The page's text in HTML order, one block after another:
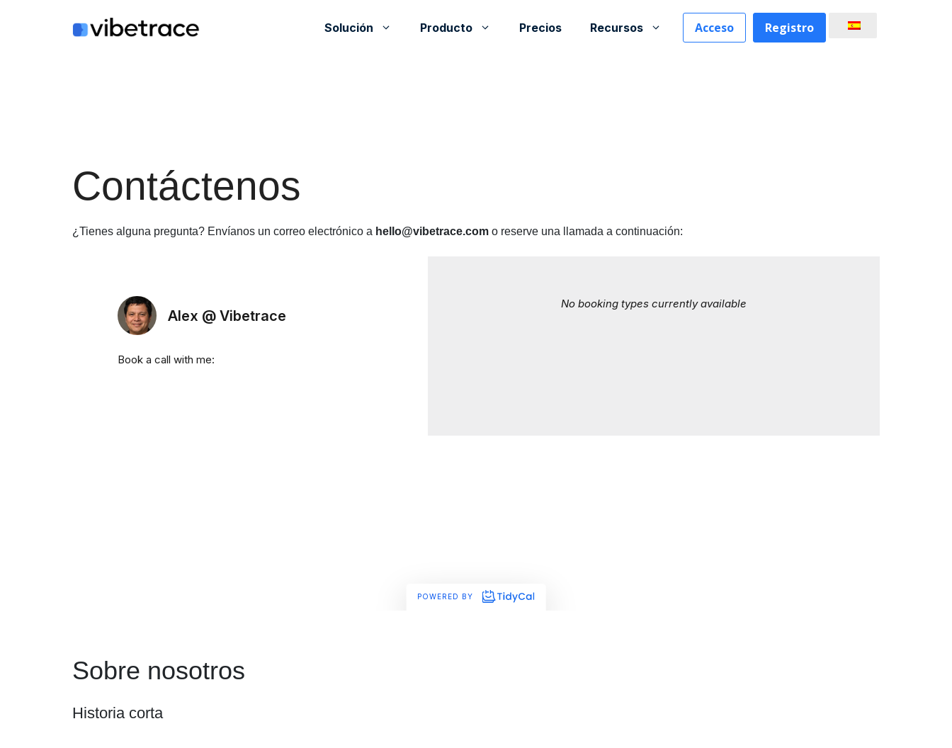
Solución Producto Precios Recursos Acceso Registro
Contáctenos
¿Tienes alguna pregunta? Envíanos un correo electrónico a hello@vibetrace.com o reserve una llamada a continuación:
Sobre nosotros
Historia corta